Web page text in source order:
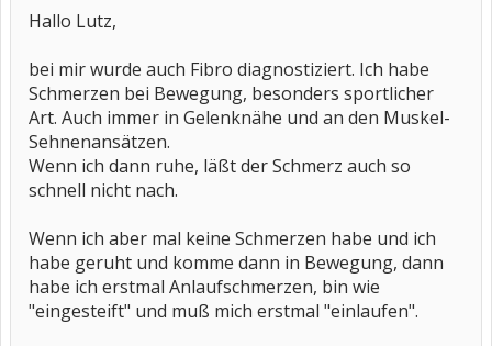
Hallo Lutz,
bei mir wurde auch Fibro diagnostiziert. Ich habe
Schmerzen bei Bewegung, besonders sportlicher
Art. Auch immer in Gelenknähe und an den Muskel-
Sehnenansätzen.
Wenn ich dann ruhe, läßt der Schmerz auch so
schnell nicht nach.
Wenn ich aber mal keine Schmerzen habe und ich
habe geruht und komme dann in Bewegung, dann
habe ich erstmal Anlaufschmerzen, bin wie
"eingesteift" und muß mich erstmal "einlaufen".